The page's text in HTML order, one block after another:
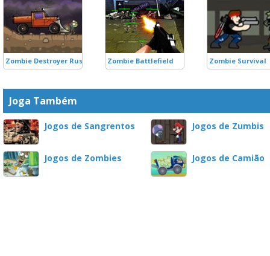
Zombie Destroyer Rush Zombie Battlefield Zombie Survival
Joga Também
Jogos de Sangrentos Jogos de Zumbis
Jogos de Zombies Jogos de Camião